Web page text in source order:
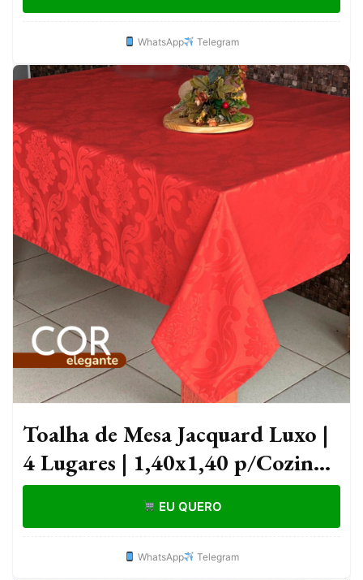
WhatsApp Telegram
Toalha de Mesa Jacquard Luxo |
4 Lugares | 1,40x1,40 p/Cozinha
- Tecido Grosso
EU QUERO
WhatsApp Telegram